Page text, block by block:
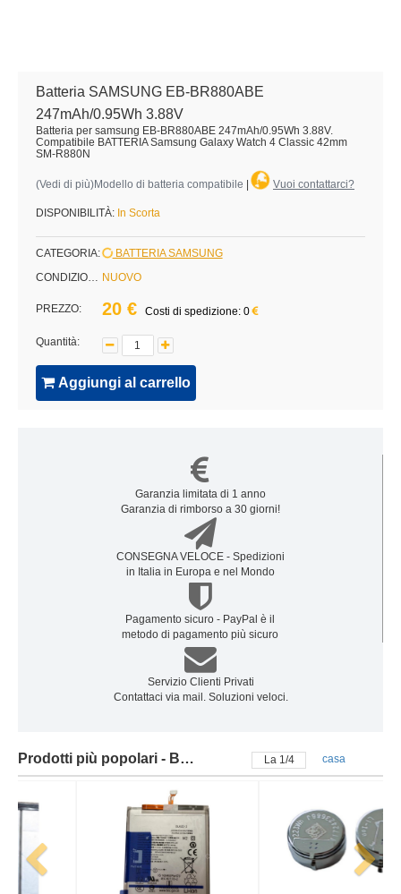
Batteria SAMSUNG EB-BR880ABE
247mAh/0.95Wh 3.88V
Batteria per samsung EB-BR880ABE 247mAh/0.95Wh 3.88V.
Compatibile BATTERIA Samsung Galaxy Watch 4 Classic 42mm
SM-R880N
(Vedi di più)Modello di batteria compatibile Vuoi contattarci?
DISPONIBILITÀ: In Scorta
CATEGORIA:
BATTERIA SAMSUNG
CONDIZIONE: NUOVO
PREZZO: 20 € Costi di spedizione: 0
Quantità:
Aggiungi al carrello
Garanzia limitata di 1 anno
Garanzia di rimborso a 30 giorni!
CONSEGNA VELOCE - Spedizioni
in Italia in Europa e nel Mondo
Pagamento sicuro - PayPal è il
metodo di pagamento più sicuro
Servizio Clienti Privati
Contattaci via mail. Soluzioni veloci.
Prodotti più popolari - Batteria samsung La 2/4 casa